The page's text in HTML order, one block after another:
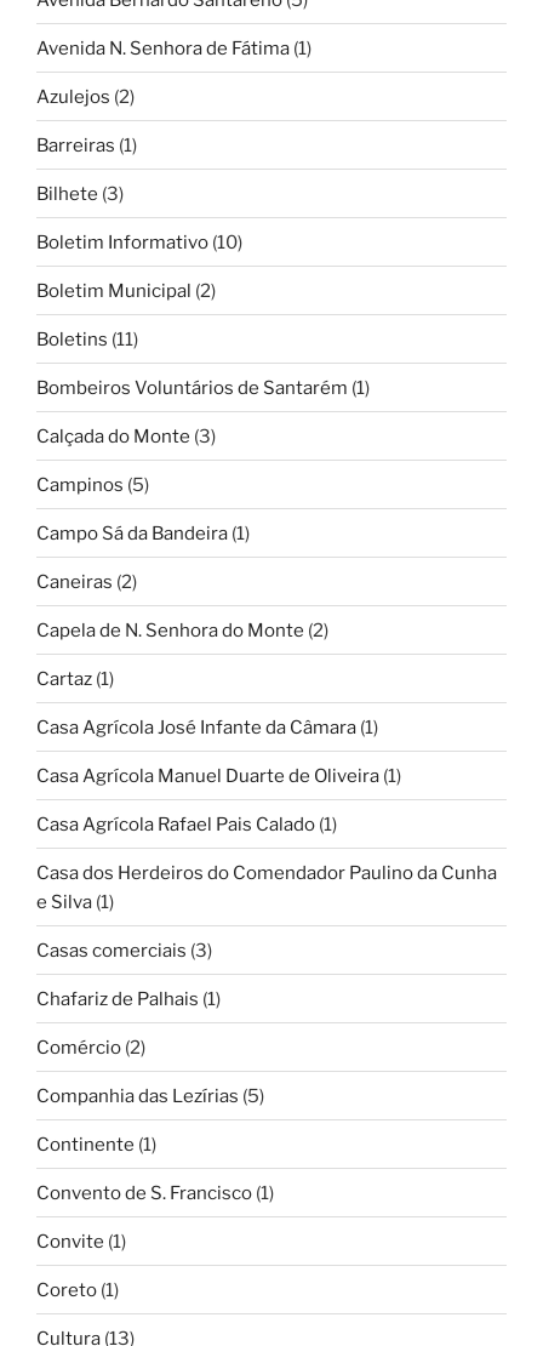
Avenida N. Senhora de Fátima (1)
Azulejos (2)
Barreiras (1)
Bilhete (3)
Boletim Informativo (10)
Boletim Municipal (2)
Boletins (11)
Bombeiros Voluntários de Santarém (1)
Calçada do Monte (3)
Campinos (5)
Campo Sá da Bandeira (1)
Caneiras (2)
Capela de N. Senhora do Monte (2)
Cartaz (1)
Casa Agrícola José Infante da Câmara (1)
Casa Agrícola Manuel Duarte de Oliveira (1)
Casa Agrícola Rafael Pais Calado (1)
Casa dos Herdeiros do Comendador Paulino da Cunha
e Silva (1)
Casas comerciais (3)
Chafariz de Palhais (1)
Comércio (2)
Companhia das Lezírias (5)
Continente (1)
Convento de S. Francisco (1)
Convite (1)
Coreto (1)
Cultura (13)